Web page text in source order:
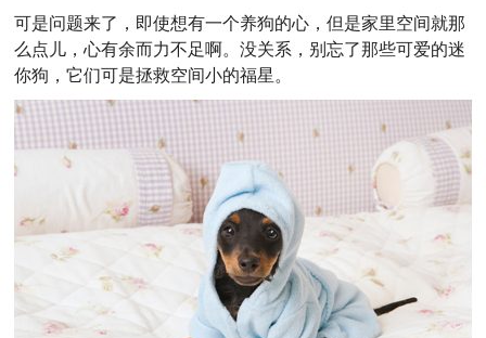
可是问题来了，即使想有一个养狗的心，但是家里空间就那
么点儿，心有余而力不足啊。没关系，别忘了那些可爱的迷
你狗，它们可是拯救空间小的福星。